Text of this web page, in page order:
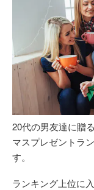
20代の男友達に贈
マスプレゼントラ
す。
ランキング上位に